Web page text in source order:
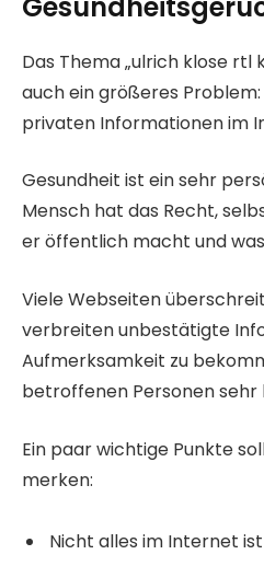
Das Thema „ulrich klose rtl
auch ein größeres
privaten Informationen im
Gesundheit ist ein sehr
Mensch hat das Recht,
er öffentlich macht und
Viele Webseiten
verbreiten unbestätigte
Aufmerksamkeit zu
betroffenen Personen sehr
Ein paar wichtige Punkte
merken:
Nicht alles im Internet